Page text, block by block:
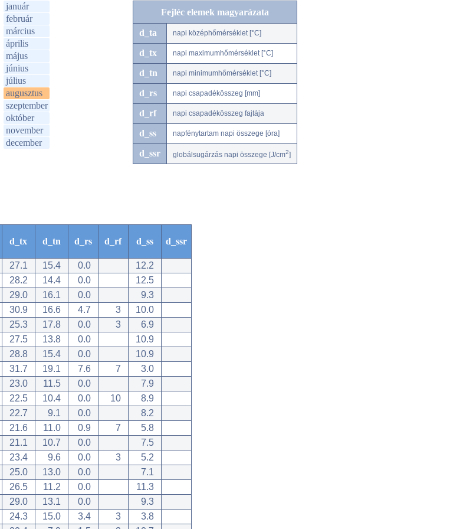
január
február
március
április
május
június
július
augusztus
szeptember
október
november
december
Fejléc elemek magyarázata
d_ta napi középhőmérséklet [°C]
d_tx napi maximumhőmérséklet [°C]
d_tn napi minimumhőmérséklet [°C]
d_rs napi csapadékösszeg [mm]
d_rf napi csapadékösszeg fajtája
d_ss napfénytartam napi összege [óra]
d_ssr globálsugárzás napi összege [J/cm2]
d_tx d_tn d_rs d_rf d_ss d_ssr
27.1 15.4 0.0
12.2
28.2 14.4 0.0
12.5
29.0 16.1 0.0
9.3
30.9 16.6 4.7 3
10.0
25.3 17.8 0.0 3
6.9
27.5 13.8 0.0
10.9
28.8 15.4 0.0
10.9
31.7 19.1 7.6 7
3.0
23.0 11.5 0.0
7.9
22.5 10.4 0.0 10
8.9
22.7 9.1 0.0
8.2
21.6 11.0 0.9 7
5.8
21.1 10.7 0.0
7.5
23.4 9.6 0.0 3
5.2
25.0 13.0 0.0
7.1
26.5 11.2 0.0
11.3
29.0 13.1 0.0
9.3
24.3 15.0 3.4 3
3.8